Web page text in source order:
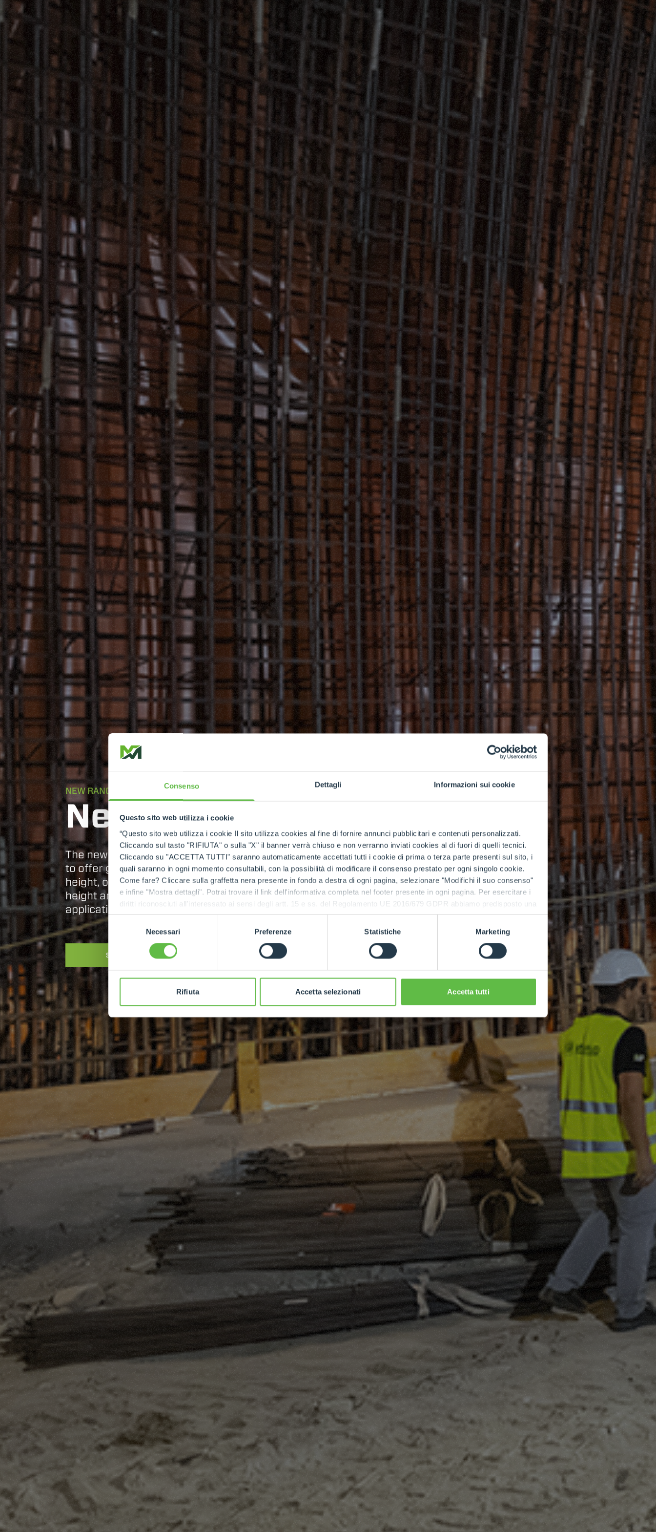
Consenso Dettagli Informazioni sui cookie
Questo sito web utilizza i cookie
“Questo sito web utilizza i cookie Il sito utilizza cookies al fine di fornire annunci pubblicitari e contenuti personalizzati.
Cliccando sul tasto "RIFIUTA" o sulla "X" il banner verrà chiuso e non verranno inviati cookies al di fuori di quelli tecnici.
Cliccando su "ACCETTA TUTTI" saranno automaticamente accettati tutti i cookie di prima o terza parte presenti sul sito, i
quali saranno in ogni momento consultabili, con la possibilità di modificare il consenso prestato per ogni singolo cookie.
Come fare? Cliccare sulla graffetta nera presente in fondo a destra di ogni pagina, selezionare "Modifichi il suo consenso"
e infine "Mostra dettagli". Potrai trovare il link dell'informativa completa nel footer presente in ogni pagina. Per esercitare i
diritti riconosciuti all'interessato ai sensi degli artt. 15 e ss. del Regolamento UE 2016/679 GDPR abbiamo predisposto una
apposita procedura.
Selezione
consenso
Necessari Preferenze Statistiche Marketing
Rifiuta Accetta selezionati Accetta tutti
DUMPER
ATTACHMENTS SHOW ALL
FORKS
BUCKETS
FORKS AND CLAMPS
HOOKS
PLATFORMS
SPECIAL
NEW RANGE OF MERLO ROTATING VEHICLES
New ROTO
The new ROTO models have been designed
to offer greater load capacity at the same
height, optimising performance for work at
height and in the most demanding
applications.
SEE MORE